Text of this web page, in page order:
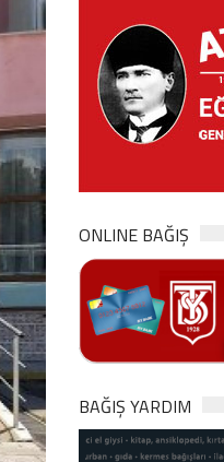
ONLINE BAĞIŞ
BAĞIŞ YARDIM